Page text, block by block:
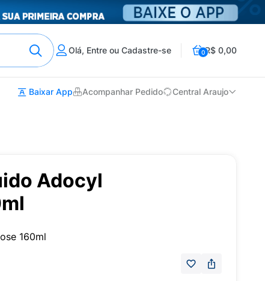
Olá, Entre ou Cadastre-se 0R$ 0,00
Baixar App Acompanhar Pedido Central Araujo
Adocyl
160ml